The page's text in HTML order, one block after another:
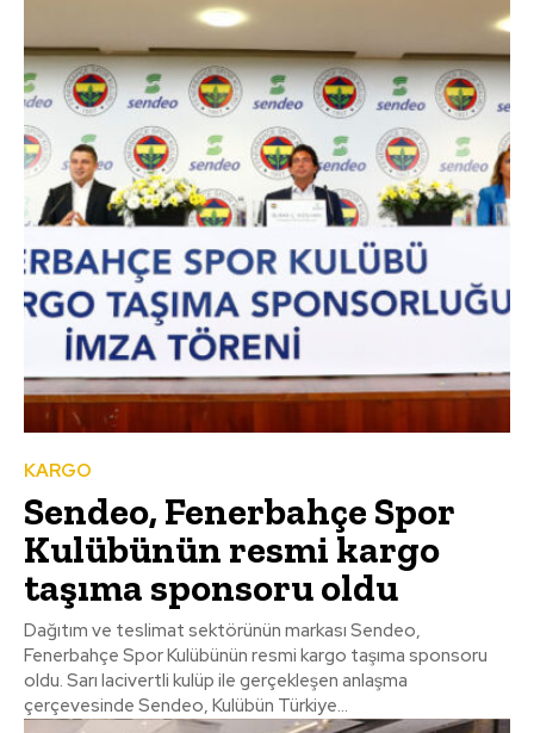
KARGO
Sendeo, Fenerbahçe Spor
Kulübünün resmi kargo
taşıma sponsoru oldu
Dağıtım ve teslimat sektörünün markası Sendeo,
Fenerbahçe Spor Kulübünün resmi kargo taşıma sponsoru
oldu. Sarı lacivertli kulüp ile gerçekleşen anlaşma
çerçevesinde Sendeo, Kulübün Türkiye...